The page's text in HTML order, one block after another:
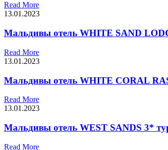
Read More
13.01.2023
Мальдивы отель WHITE SAND
Read More
13.01.2023
Мальдивы отель WHITE CORAL
Read More
13.01.2023
Мальдивы отель WEST SANDS 3*
Read More